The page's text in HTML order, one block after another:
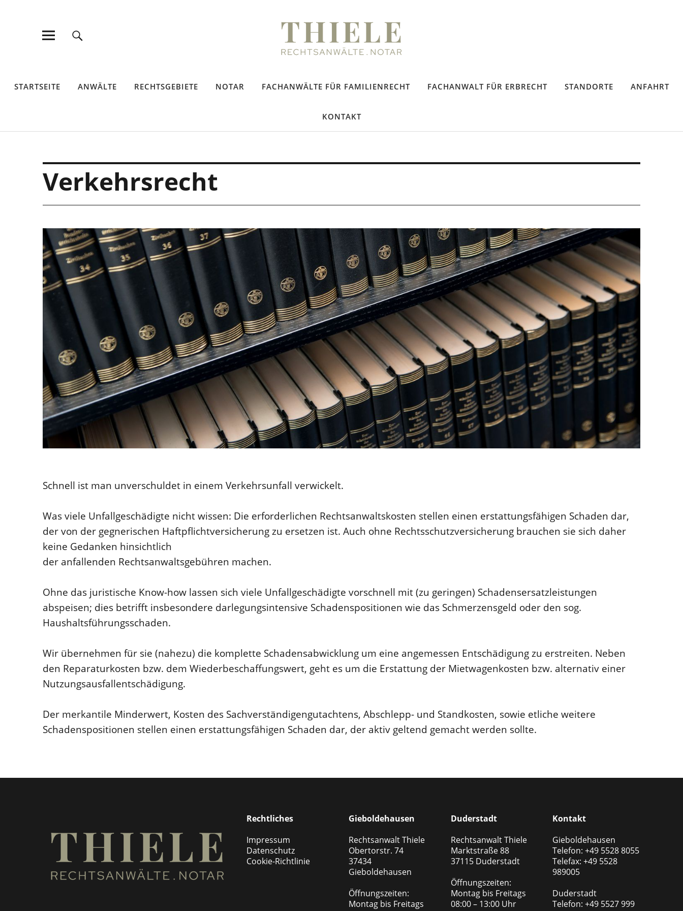
Thiele Rechtsanwälte
STARTSEITE ANWÄLTE RECHTSGEBIETE NOTAR FACHANWÄLTE FÜR FAMILIENRECHT FACHANWALT FÜR ERBRECHT STANDORTE ANFAHRT
KONTAKT
Verkehrsrecht
Schnell ist man unverschuldet in einem Verkehrsunfall verwickelt.
Was viele Unfallgeschädigte nicht wissen: Die erforderlichen Rechtsanwaltskosten stellen einen erstattungsfähigen Schaden dar,
der von der gegnerischen Haftpflichtversicherung zu ersetzen ist. Auch ohne Rechtsschutzversicherung brauchen sie sich daher
keine Gedanken hinsichtlich
der anfallenden Rechtsanwaltsgebühren machen.
Ohne das juristische Know-how lassen sich viele Unfallgeschädigte vorschnell mit (zu geringen) Schadensersatzleistungen
abspeisen; dies betrifft insbesondere darlegungsintensive Schadenspositionen wie das Schmerzensgeld oder den sog.
Haushaltsführungsschaden.
Wir übernehmen für sie (nahezu) die komplette Schadensabwicklung um eine angemessen Entschädigung zu erstreiten. Neben
den Reparaturkosten bzw. dem Wiederbeschaffungswert, geht es um die Erstattung der Mietwagenkosten bzw. alternativ einer
Nutzungsausfallentschädigung.
Der merkantile Minderwert, Kosten des Sachverständigengutachtens, Abschlepp- und Standkosten, sowie etliche weitere
Schadenspositionen stellen einen erstattungsfähigen Schaden dar, der aktiv geltend gemacht werden sollte.
Rechtliches
Impressum
Datenschutz
Cookie-Richtlinie
Gieboldehausen
Rechtsanwalt Thiele
Obertorstr. 74
37434
Gieboldehausen
Öffnungszeiten:
Montag bis Freitags
Duderstadt
Rechtsanwalt Thiele
Marktstraße 88
37115 Duderstadt
Öffnungszeiten:
Montag bis Freitags
08:00 – 13:00 Uhr
Kontakt
Gieboldehausen
Telefon: +49 5528 8055
Telefax: +49 5528
989005
Duderstadt
Telefon: +49 5527 999